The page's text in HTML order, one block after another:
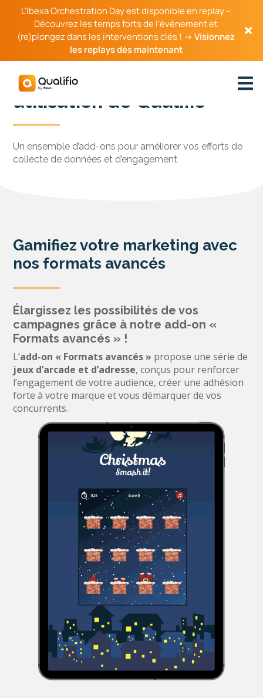
L’Ibexa Orchestration Day est disponible en replay –
Découvrez les temps forts de l’événement et
(re)plongez dans les interventions clés ! →Visionnez
les replays dès maintenant
Optimisez votre
utilisation de Qualifio
Un ensemble d’add-ons pour améliorer vos efforts de
collecte de données et d’engagement
Gamifiez votre marketing avec
nos formats avancés
Élargissez les possibilités de vos
campagnes grâce à notre add-on «
Formats avancés » !
L’add-on « Formats avancés » propose une série de
jeux d’arcade et d’adresse, conçus pour renforcer
l’engagement de votre audience, créer une adhésion
forte à votre marque et vous démarquer de vos
concurrents.